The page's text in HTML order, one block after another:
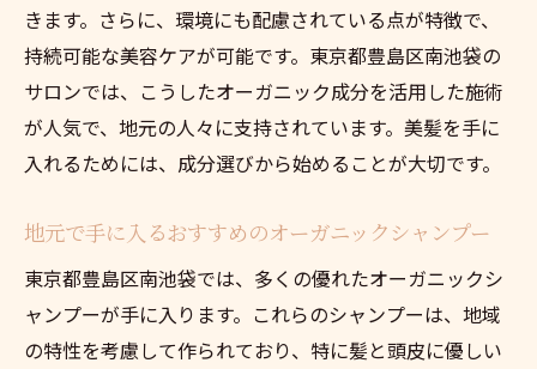
きます。さらに、環境にも配慮されている点が特徴で、
持続可能な美容ケアが可能です。東京都豊島区南池袋の
サロンでは、こうしたオーガニック成分を活用した施術
が人気で、地元の人々に支持されています。美髪を手に
入れるためには、成分選びから始めることが大切です。
地元で手に入るおすすめのオーガニックシャンプー
東京都豊島区南池袋では、多くの優れたオーガニックシ
ャンプーが手に入ります。これらのシャンプーは、地域
の特性を考慮して作られており、特に髪と頭皮に優しい